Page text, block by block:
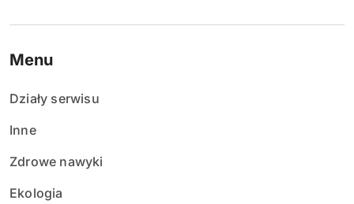
Menu
Działy serwisu
Inne
Zdrowe nawyki
Ekologia